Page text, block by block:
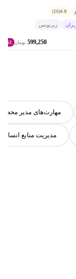
4.8
(10)
زیرنویس
599,250 تومان 25٪
مهارت‌های مدیر
مدیریت منابع انسانی